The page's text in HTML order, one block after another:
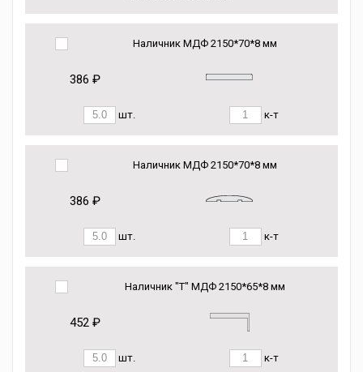
Наличник МДФ 2150*70*8 мм
386 ₽
шт. к-т
Наличник МДФ 2150*70*8 мм
386 ₽
шт. к-т
Наличник "Т" МДФ 2150*65*8 мм
452 ₽
шт. к-т